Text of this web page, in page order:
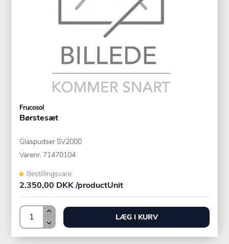
Frucosol
Børstesæt
Glaspudser SV2000
Varenr. 71470104
Bestillingsvare
2.350,00 DKK /productUnit
LÆG I KURV